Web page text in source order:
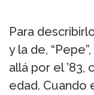
Para
y la de,
allá por el ’83,
edad. Cuando